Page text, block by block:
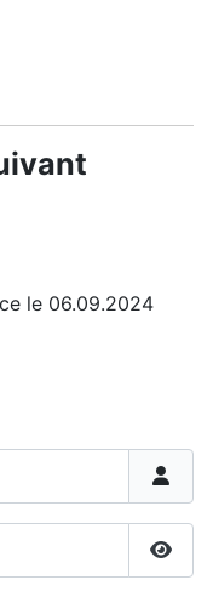
le 06.09.2024